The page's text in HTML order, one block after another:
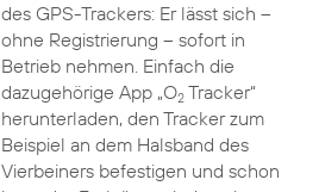
des GPS-Trackers: Er lässt sich –
ohne Registrierung – sofort in
Betrieb nehmen. Einfach die
dazugehörige App „O2Tracker“
herunterladen, den Tracker zum
Beispiel an dem Halsband des
Vierbeiners befestigen und schon